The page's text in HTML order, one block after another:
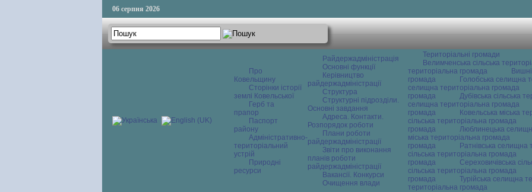
06 серпня 2026
Про
Ковельщину
Сторінки історії
землі Ковельської
Герб та
прапор
Паспорт
району
Адміністративно-
територіальний
устрій
Природні
ресурси
Райдержадміністрація
Основні функції
Керівництво
райдержадміністрації
Структура
Структурні підрозділи.
Основні завдання
Адреса. Контакти.
Розпорядок роботи
Плани роботи
райдержадміністрації
Звіти про виконання
планів роботи
райдержадміністрації
Вакансії. Конкурси
Очищення влади
Територіальні громади
Велимченська сільська
територіальна громада
громада
Голобська селищна
селищна територіальна громада
громада
Дубівська сільська
селищна територіальна громада
громада
Ковельська міська
сільська територіальна громада
громада
Люблинецька
міська територіальна громада
громада
Ратнівська селищна
сільська територіальна громада
громада
Сереховичівська
сільська територіальна громада
громада
Турійська селищна
територіальна громада